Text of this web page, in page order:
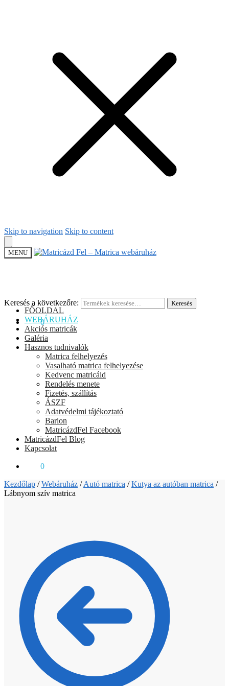
Skip to navigation Skip to content
MENU
Keresés a következőre: Keresés
0Ft 0
FŐOLDAL
WEBÁRUHÁZ
Akciós matricák
Galéria
Hasznos tudnivalók
Matrica felhelyezés
Vasalható matrica felhelyezése
Kedvenc matricáid
Rendelés menete
Fizetés, szállítás
ÁSZF
Adatvédelmi tájékoztató
Barion
MatricázdFel Facebook
MatricázdFel Blog
Kapcsolat
0
Kezdőlap /Webáruház /Autó matrica /Kutya az autóban matrica /
Lábnyom szív matrica